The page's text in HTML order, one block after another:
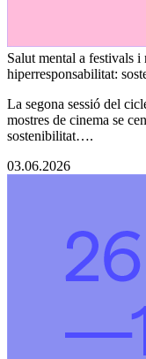
Salut mental a festivals
hiperresponsabilitat:
La segona sessió del
mostres de cinema se
sostenibilitat….
03.06.2026